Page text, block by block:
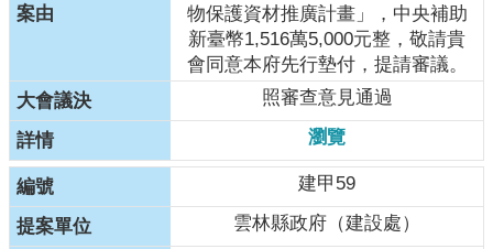
物保護資材推廣計畫」，中央補助
新臺幣1,516萬5,000元整，敬請貴
會同意本府先行墊付，提請審議。
照審查意見通過
瀏覽
建甲59
雲林縣政府（建設處）